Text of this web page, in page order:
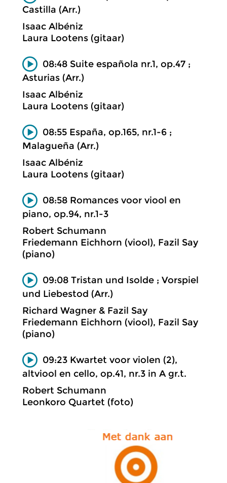
Castilla (Arr.)
Isaac Albéniz
Laura Lootens (gitaar)
08:48 Suite española nr.1, op.47 ;
Asturias (Arr.)
Isaac Albéniz
Laura Lootens (gitaar)
08:55 España, op.165, nr.1-6 ;
Malagueña (Arr.)
Isaac Albéniz
Laura Lootens (gitaar)
08:58 Romances voor viool en
piano, op.94, nr.1-3
Robert Schumann
Friedemann Eichhorn (viool), Fazil Say
(piano)
09:08 Tristan und Isolde ; Vorspiel
und Liebestod (Arr.)
Richard Wagner & Fazil Say
Friedemann Eichhorn (viool), Fazil Say
(piano)
09:23 Kwartet voor violen (2),
altviool en cello, op.41, nr.3 in A gr.t.
Robert Schumann
Leonkoro Quartet (foto)